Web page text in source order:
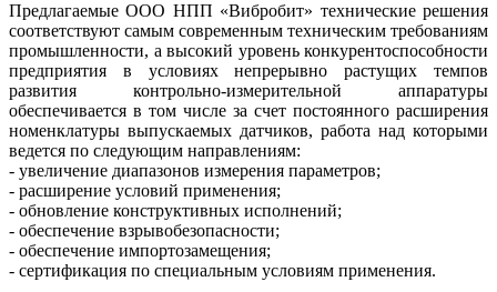
Предлагаемые ООО НПП «Вибробит» технические решения
соответствуют самым современным техническим требованиям
промышленности, а высокий уровень конкурентоспособности
предприятия в условиях непрерывно растущих темпов
развития контрольно-измерительной аппаратуры
обеспечивается в том числе за счет постоянного расширения
номенклатуры выпускаемых датчиков, работа над которыми
ведется по следующим направлениям:
- увеличение диапазонов измерения параметров;
- расширение условий применения;
- обновление конструктивных исполнений;
- обеспечение взрывобезопасности;
- обеспечение импортозамещения;
- сертификация по специальным условиям применения.